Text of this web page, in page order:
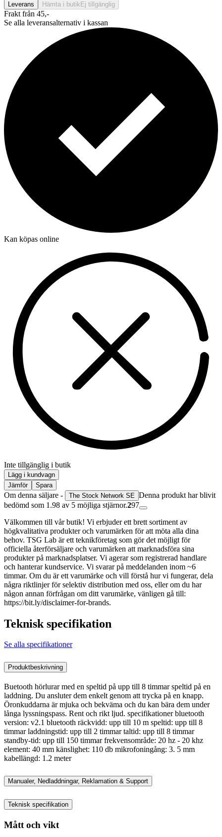
Leverans Hämta i butik Ej tillgänglig
Frakt från 45,-
Se alla leveransalternativ i kassan
Kan köpas online
Inte tillgänglig i butik
Lägg i kundvagn
Jämför
Spara
Om denna säljare - The Stock Network SE Denna produkt har blivit
bedömd som 1.98 av 5 möjliga stjärnor.297
Välkommen till vår butik! Vi erbjuder ett brett sortiment av
högkvalitativa produkter och varumärken för att möta alla dina
behov. TSG Lab är ett teknikföretag som gör det möjligt för
officiella återförsäljare och varumärken att marknadsföra sina
produkter på marknadsplatser. Vi agerar som registrerad handlare
och hanterar kundservice. Vi svarar på meddelanden inom ~6
timmar. Om du är ett varumärke och vill förstå hur vi fungerar, dela
några riktlinjer för selektiv distribution med oss, eller om du har
någon annan förfrågan om ditt varumärke, vänligen gå till:
https://bit.ly/disclaimer-for-brands.
Teknisk specifikation
Se alla specifikationer
Produktbeskrivning
Buetooth hörlurar med en speltid på upp till 8 timmar speltid på en
laddning. Du ansluter dem enkelt genom att trycka på en knapp.
Öronkuddarna är mjuka och bekväma och du kan bära dem under
långa lyssningspass. Rent och rikt ljud. specifikationer bluetooth
version: v2.1 bluetooth räckvidd: upp till 10 m speltid: upp till 8
timmar laddningstid: upp till 2 timmar taltid: upp till 8 timmar
standby-tid: upp till 150 timmar frekvensområde: 20 hz - 20 khz
element: 40 mm känslighet: 110 db mikrofoningång: 3. 5 mm
kabellängd: 1.2 meter
Manualer, Nedladdningar, Reklamation & Support
Teknisk specifikation
Mått och vikt